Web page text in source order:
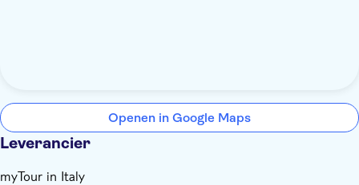
Openen in Google Maps
Leverancier
myTour in Italy